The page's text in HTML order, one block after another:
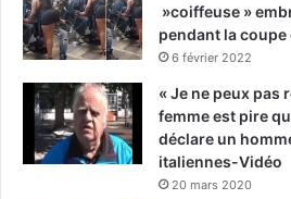
»coiffeuse »
pendant la coupe
6 février 2022
« Je ne peux pas
femme est pire
déclare un
italiennes-Vidéo
20 mars 2020